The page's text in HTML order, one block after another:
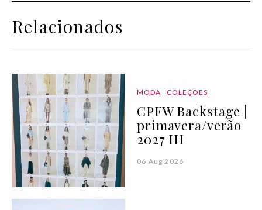
Relacionados
MODA COLEÇÕES
CPFW Backstage |
primavera/verão
2027 III
06 Aug 2026